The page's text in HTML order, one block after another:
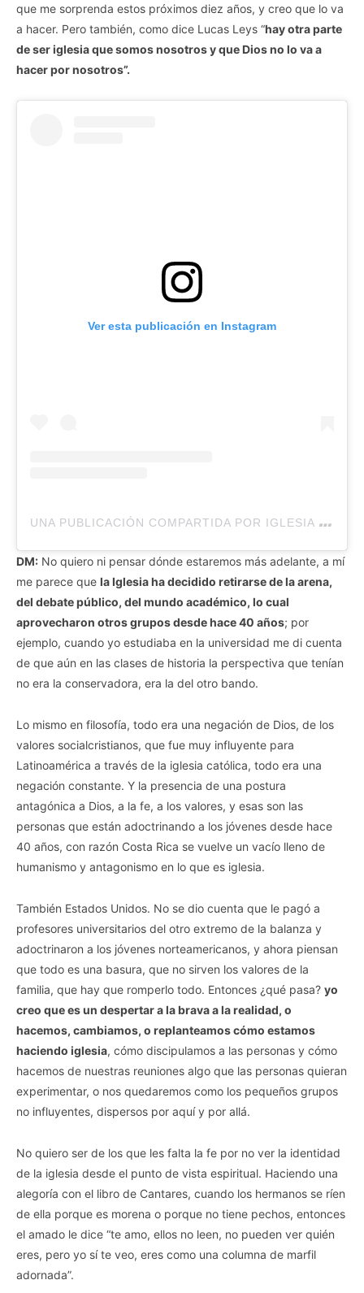
que me sorprenda estos próximos diez años, y creo que lo va
a hacer. Pero también, como dice Lucas Leys “hay otra parte
de ser iglesia que somos nosotros y que Dios no lo va a
hacer por nosotros”.
Ver esta publicación en Instagram
U
NA PUBLICACIÓN COMPARTIDA POR IGLESIA LAKEWOOD (@IGLESIALAKEWOOD)
DM: No quiero ni pensar dónde estaremos más adelante, a mí
me parece que la Iglesia ha decidido retirarse de la arena,
del debate público, del mundo académico, lo cual
aprovecharon otros grupos desde hace 40 años; por
ejemplo, cuando yo estudiaba en la universidad me di cuenta
de que aún en las clases de historia la perspectiva que tenían
no era la conservadora, era la del otro bando.
Lo mismo en filosofía, todo era una negación de Dios, de los
valores socialcristianos, que fue muy influyente para
Latinoamérica a través de la iglesia católica, todo era una
negación constante. Y la presencia de una postura
antagónica a Dios, a la fe, a los valores, y esas son las
personas que están adoctrinando a los jóvenes desde hace
40 años, con razón Costa Rica se vuelve un vacío lleno de
humanismo y antagonismo en lo que es iglesia.
También Estados Unidos. No se dio cuenta que le pagó a
profesores universitarios del otro extremo de la balanza y
adoctrinaron a los jóvenes norteamericanos, y ahora piensan
que todo es una basura, que no sirven los valores de la
familia, que hay que romperlo todo. Entonces ¿qué pasa? yo
creo que es un despertar a la brava a la realidad, o
hacemos, cambiamos, o replanteamos cómo estamos
haciendo iglesia, cómo discipulamos a las personas y cómo
hacemos de nuestras reuniones algo que las personas quieran
experimentar, o nos quedaremos como los pequeños grupos
no influyentes, dispersos por aquí y por allá.
No quiero ser de los que les falta la fe por no ver la identidad
de la iglesia desde el punto de vista espiritual. Haciendo una
alegoría con el libro de Cantares, cuando los hermanos se ríen
de ella porque es morena o porque no tiene pechos, entonces
el amado le dice “te amo, ellos no leen, no pueden ver quién
eres, pero yo sí te veo, eres como una columna de marfil
adornada”.